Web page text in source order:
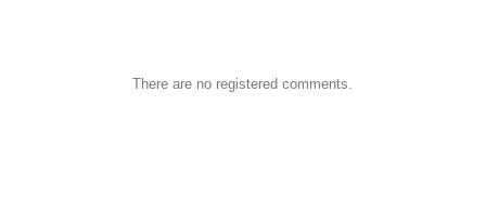
There are no registered comments.